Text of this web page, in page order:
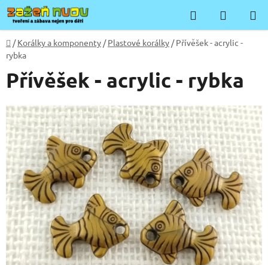
Přejít
na
obsah
Hledat
KOŠÍK
Domů
/ Korálky a komponenty / Plastové korálky / Přívěšek - acrylic -
rybka
Přívěšek - acrylic - rybka